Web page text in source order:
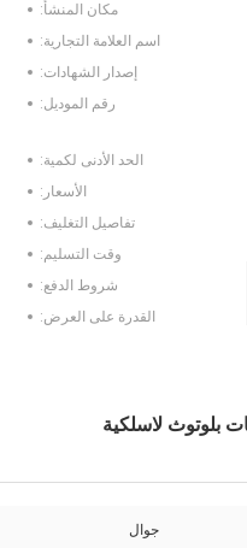
مكان المنشأ:
اسم العلامة التجارية:
إصدار الشهادات:
رقم الموديل:
الحد الأدنى لكمية:
الأسعار:
تفاصيل التغليف:
وقت التسليم:
شروط الدفع:
القدرة على العرض:
جوال